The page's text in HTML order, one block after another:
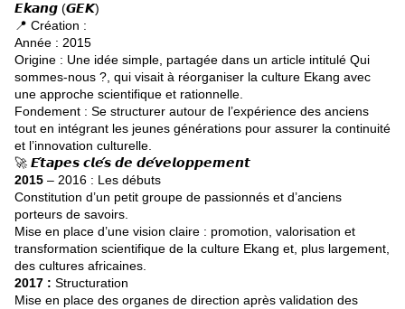
𝙀𝙠𝙖𝙣𝙜 (𝙂𝙀𝙆)
📍 Création :
Année : 2015
Origine : Une idée simple, partagée dans un article intitulé Qui
sommes-nous ?, qui visait à réorganiser la culture Ekang avec
une approche scientifique et rationnelle.
Fondement : Se structurer autour de l’expérience des anciens
tout en intégrant les jeunes générations pour assurer la continuité
et l’innovation culturelle.
🚀 𝙀́𝙩𝙖𝙥𝙚𝙨 𝙘𝙡𝙚́𝙨 𝙙𝙚 𝙙𝙚́𝙫𝙚𝙡𝙤𝙥𝙥𝙚𝙢𝙚𝙣𝙩
2015 – 2016 : Les débuts
Constitution d’un petit groupe de passionnés et d’anciens
porteurs de savoirs.
Mise en place d’une vision claire : promotion, valorisation et
transformation scientifique de la culture Ekang et, plus largement,
des cultures africaines.
2017 : Structuration
Mise en place des organes de direction après validation des